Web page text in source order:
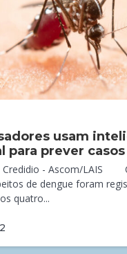
usam
para prever
Credidio - Ascom/LAIS
de dengue foram
quatro...